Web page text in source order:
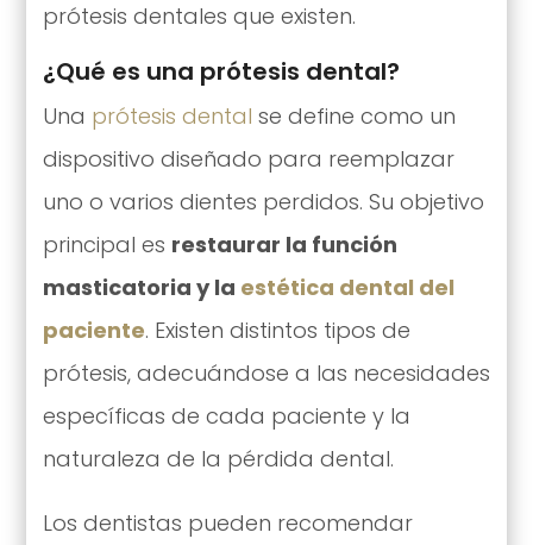
prótesis dentales que existen.
¿Qué es una prótesis dental?
Una prótesis dental se define como un
dispositivo diseñado para reemplazar
uno o varios dientes perdidos. Su objetivo
principal es restaurar la función
masticatoria y la estética dental del
paciente. Existen distintos tipos de
prótesis, adecuándose a las necesidades
específicas de cada paciente y la
naturaleza de la pérdida dental.
Los dentistas pueden recomendar